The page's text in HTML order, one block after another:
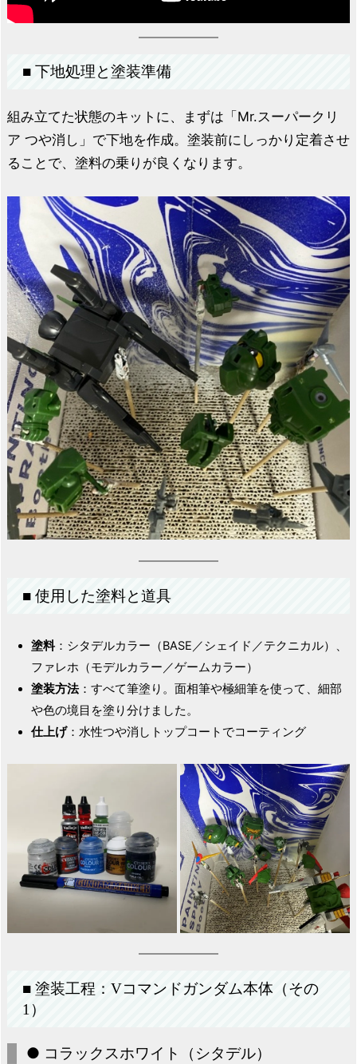
■ 下地処理と塗装準備
組み立てた状態のキットに、まずは「Mr.スーパークリ
ア つや消し」で下地を作成。塗装前にしっかり定着させ
ることで、塗料の乗りが良くなります。
■ 使用した塗料と道具
塗料 ：シタデルカラー（BASE／シェイド／テクニカル）、
ファレホ（モデルカラー／ゲームカラー）
塗装方法 ：すべて筆塗り。面相筆や極細筆を使って、細部
や色の境目を塗り分けました。
仕上げ：水性つや消しトップコートでコーティング
■ 塗装工程：Vコマンドガンダム本体（その
1）
● コラックスホワイト（シタデル）